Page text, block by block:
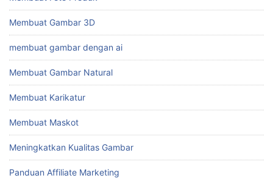
Membuat Gambar 3D
membuat gambar dengan ai
Membuat Gambar Natural
Membuat Karikatur
Membuat Maskot
Meningkatkan Kualitas Gambar
Panduan Affiliate Marketing